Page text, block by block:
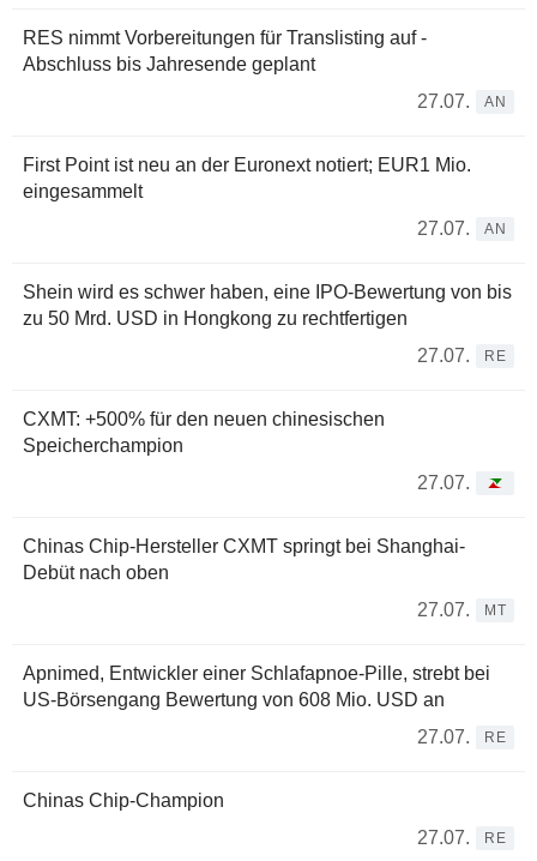
RES nimmt Vorbereitungen für Translisting auf -
Abschluss bis Jahresende geplant
27.07.
AN
First Point ist neu an der Euronext notiert; EUR1 Mio.
eingesammelt
27.07.
AN
Shein wird es schwer haben, eine IPO-Bewertung von bis
zu 50 Mrd. USD in Hongkong zu rechtfertigen
27.07.
RE
CXMT: +500% für den neuen chinesischen
Speicherchampion
27.07.
Chinas Chip-Hersteller CXMT springt bei Shanghai-
Debüt nach oben
27.07.
MT
Apnimed, Entwickler einer Schlafapnoe-Pille, strebt bei
US-Börsengang Bewertung von 608 Mio. USD an
27.07.
RE
Chinas Chip-Champion
27.07.
RE